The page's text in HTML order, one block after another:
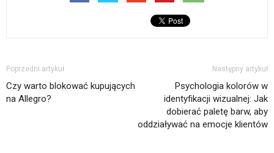
Poprzedni artykuł
Czy warto blokować kupujących
na Allegro?
Następny artykuł
Psychologia kolorów w
identyfikacji wizualnej: Jak
dobierać paletę barw, aby
oddziaływać na emocje klientów